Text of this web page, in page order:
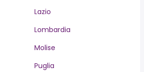
Lazio
Lombardia
Molise
Puglia